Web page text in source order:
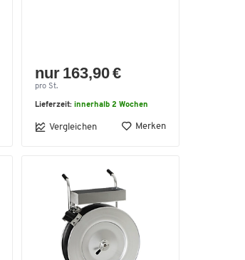
nur 163,90 €
pro St.
Lieferzeit: innerhalb 2 Wochen
Vergleichen Merken